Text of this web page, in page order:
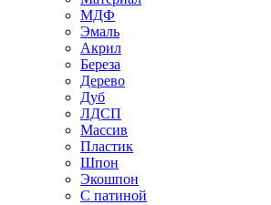
МДФ
Эмаль
Акрил
Береза
Дерево
Дуб
ЛДСП
Массив
Пластик
Шпон
Экошпон
С патиной